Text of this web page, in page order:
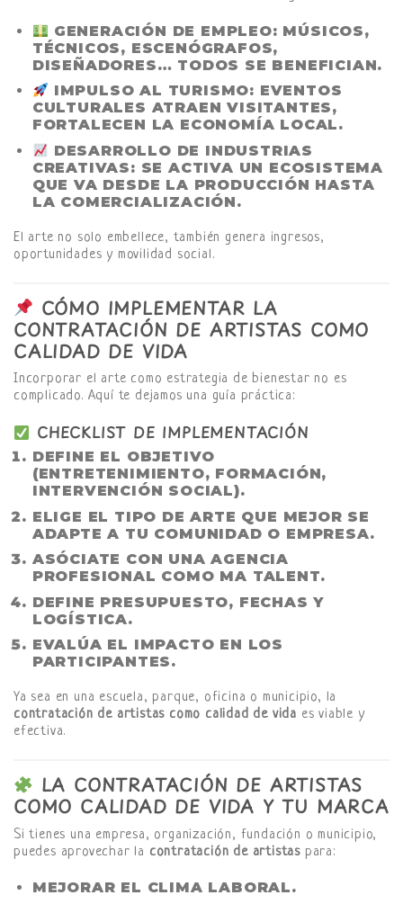
GENERACIÓN DE EMPLEO: MÚSICOS,
TÉCNICOS, ESCENÓGRAFOS,
DISEÑADORES… TODOS SE BENEFICIAN.
IMPULSO AL TURISMO: EVENTOS
CULTURALES ATRAEN VISITANTES,
FORTALECEN LA ECONOMÍA LOCAL.
DESARROLLO DE INDUSTRIAS
CREATIVAS: SE ACTIVA UN ECOSISTEMA
QUE VA DESDE LA PRODUCCIÓN HASTA
LA COMERCIALIZACIÓN.
El arte no solo embellece, también genera ingresos,
oportunidades y movilidad social.
CÓMO IMPLEMENTAR LA
CONTRATACIÓN DE ARTISTAS COMO
CALIDAD DE VIDA
Incorporar el arte como estrategia de bienestar no es
complicado. Aquí te dejamos una guía práctica:
CHECKLIST DE IMPLEMENTACIÓN
DEFINE EL OBJETIVO
(ENTRETENIMIENTO, FORMACIÓN,
INTERVENCIÓN SOCIAL).
ELIGE EL TIPO DE ARTE QUE MEJOR SE
ADAPTE A TU COMUNIDAD O EMPRESA.
ASÓCIATE CON UNA AGENCIA
PROFESIONAL COMO MA TALENT.
DEFINE PRESUPUESTO, FECHAS Y
LOGÍSTICA.
EVALÚA EL IMPACTO EN LOS
PARTICIPANTES.
Ya sea en una escuela, parque, oficina o municipio, la
contratación de artistas como calidad de vida es viable y
efectiva.
LA CONTRATACIÓN DE ARTISTAS
COMO CALIDAD DE VIDA Y TU MARCA
Si tienes una empresa, organización, fundación o municipio,
puedes aprovechar la contratación de artistas para:
MEJORAR EL CLIMA LABORAL.